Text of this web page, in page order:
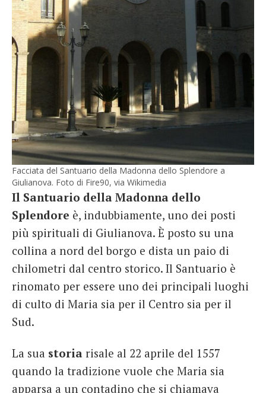
Facciata del Santuario della Madonna dello Splendore a
Giulianova. Foto di Fire90, via Wikimedia
Il Santuario della Madonna dello
Splendore è, indubbiamente, uno dei posti
più spirituali di Giulianova. È posto su una
collina a nord del borgo e dista un paio di
chilometri dal centro storico. Il Santuario è
rinomato per essere uno dei principali luoghi
di culto di Maria sia per il Centro sia per il
Sud.
La sua storia risale al 22 aprile del 1557
quando la tradizione vuole che Maria sia
apparsa a un contadino che si chiamava